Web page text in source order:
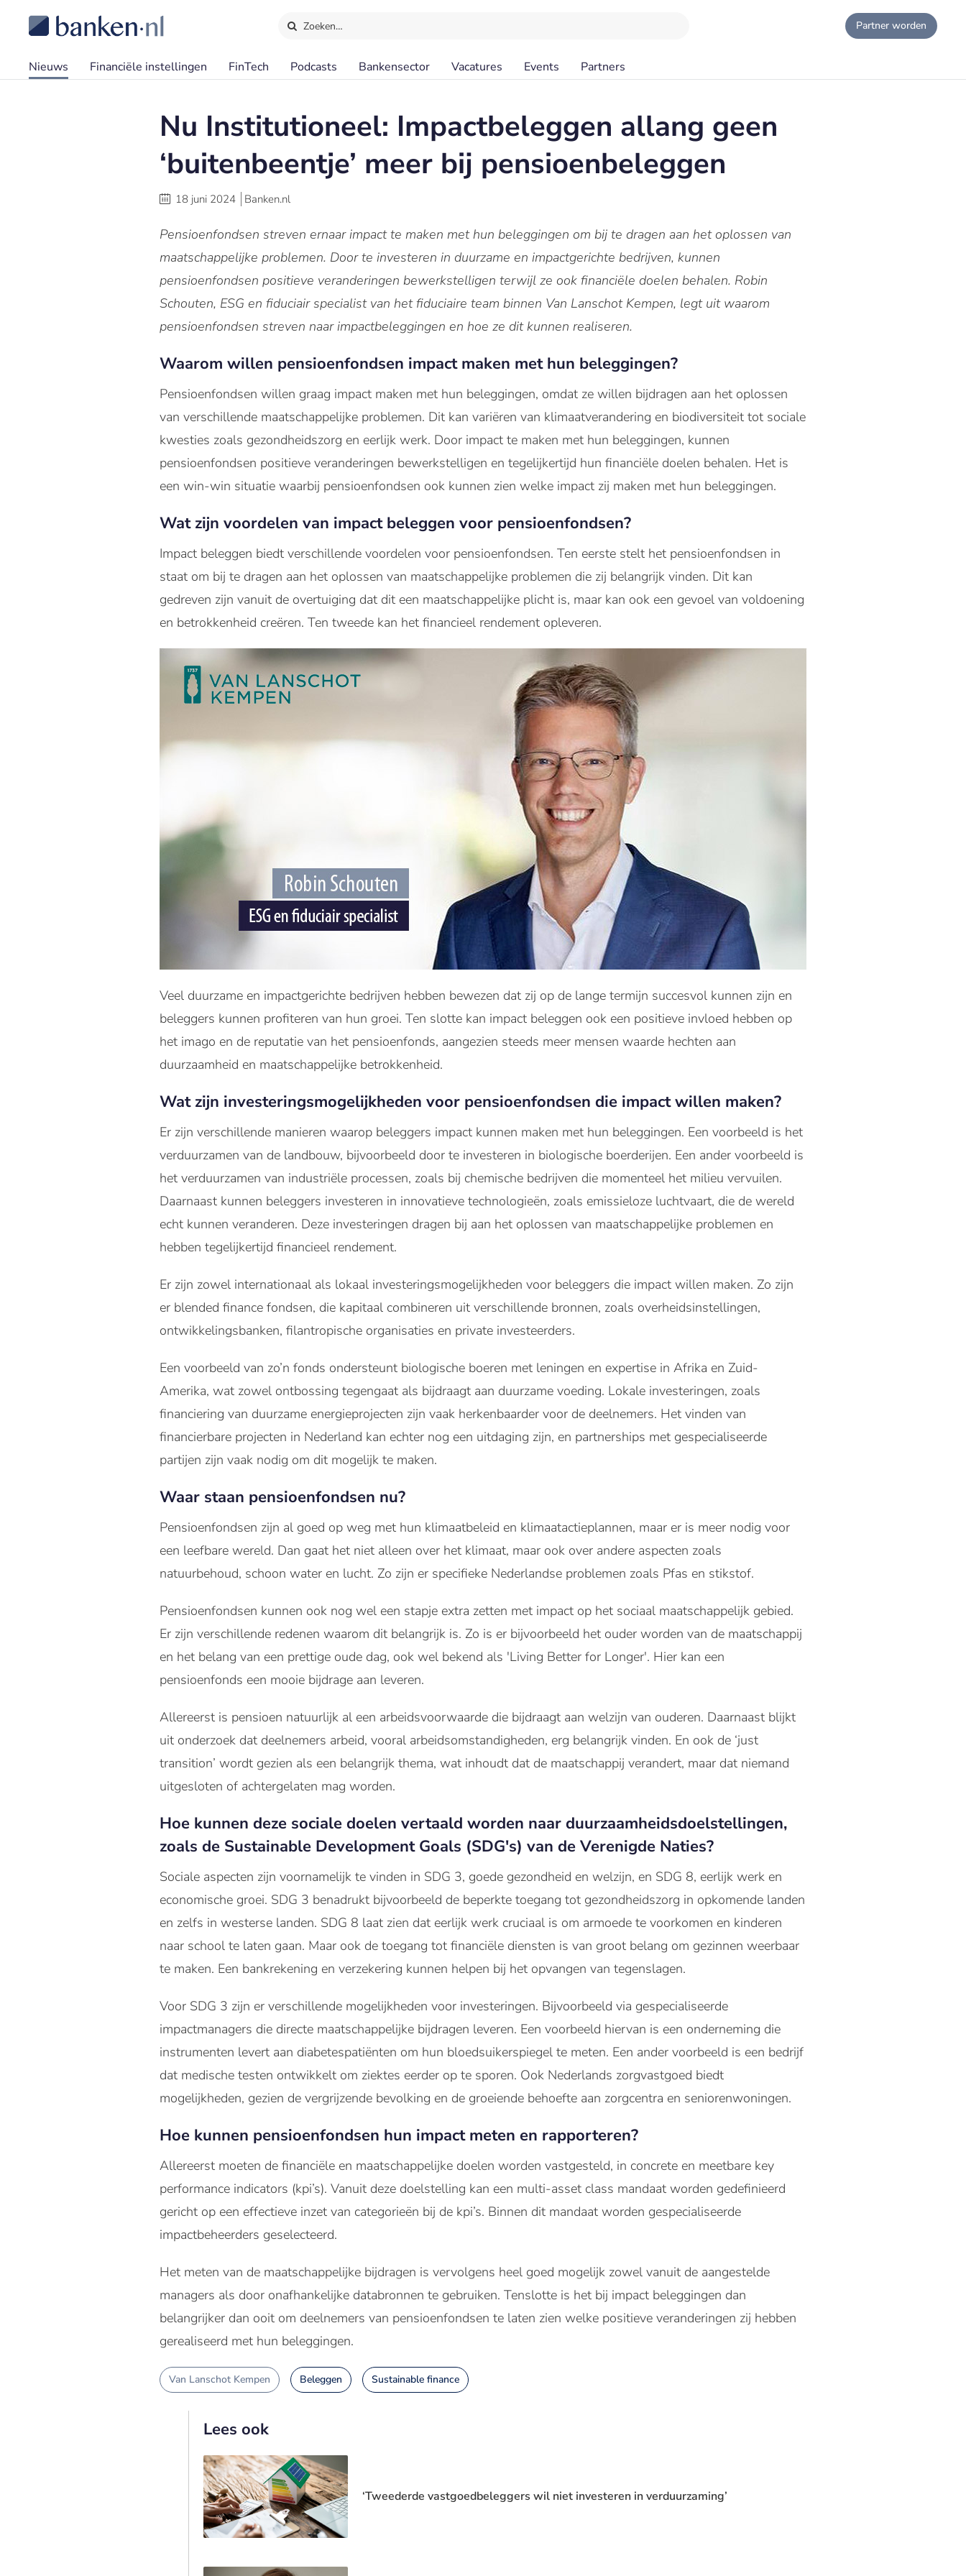
Zoeken… Partner worden
Nieuws Financiële instellingen FinTech Podcasts Bankensector Vacatures Events Partners
Nu Institutioneel: Impactbeleggen allang geen
‘buitenbeentje’ meer bij pensioenbeleggen
18 juni 2024 Banken.nl
Pensioenfondsen streven ernaar impact te maken met hun beleggingen om bij te dragen aan het oplossen van
maatschappelijke problemen. Door te investeren in duurzame en impactgerichte bedrijven, kunnen
pensioenfondsen positieve veranderingen bewerkstelligen terwijl ze ook financiële doelen behalen. Robin
Schouten, ESG en fiduciair specialist van het fiduciaire team binnen Van Lanschot Kempen, legt uit waarom
pensioenfondsen streven naar impactbeleggingen en hoe ze dit kunnen realiseren.
Waarom willen pensioenfondsen impact maken met hun beleggingen?
Pensioenfondsen willen graag impact maken met hun beleggingen, omdat ze willen bijdragen aan het oplossen
van verschillende maatschappelijke problemen. Dit kan variëren van klimaatverandering en biodiversiteit tot sociale
kwesties zoals gezondheidszorg en eerlijk werk. Door impact te maken met hun beleggingen, kunnen
pensioenfondsen positieve veranderingen bewerkstelligen en tegelijkertijd hun financiële doelen behalen. Het is
een win-win situatie waarbij pensioenfondsen ook kunnen zien welke impact zij maken met hun beleggingen.
Wat zijn voordelen van impact beleggen voor pensioenfondsen?
Impact beleggen biedt verschillende voordelen voor pensioenfondsen. Ten eerste stelt het pensioenfondsen in
staat om bij te dragen aan het oplossen van maatschappelijke problemen die zij belangrijk vinden. Dit kan
gedreven zijn vanuit de overtuiging dat dit een maatschappelijke plicht is, maar kan ook een gevoel van voldoening
en betrokkenheid creëren. Ten tweede kan het financieel rendement opleveren.
Veel duurzame en impactgerichte bedrijven hebben bewezen dat zij op de lange termijn succesvol kunnen zijn en
beleggers kunnen profiteren van hun groei. Ten slotte kan impact beleggen ook een positieve invloed hebben op
het imago en de reputatie van het pensioenfonds, aangezien steeds meer mensen waarde hechten aan
duurzaamheid en maatschappelijke betrokkenheid.
Wat zijn investeringsmogelijkheden voor pensioenfondsen die impact willen maken?
Er zijn verschillende manieren waarop beleggers impact kunnen maken met hun beleggingen. Een voorbeeld is het
verduurzamen van de landbouw, bijvoorbeeld door te investeren in biologische boerderijen. Een ander voorbeeld is
het verduurzamen van industriële processen, zoals bij chemische bedrijven die momenteel het milieu vervuilen.
Daarnaast kunnen beleggers investeren in innovatieve technologieën, zoals emissieloze luchtvaart, die de wereld
echt kunnen veranderen. Deze investeringen dragen bij aan het oplossen van maatschappelijke problemen en
hebben tegelijkertijd financieel rendement.
Er zijn zowel internationaal als lokaal investeringsmogelijkheden voor beleggers die impact willen maken. Zo zijn
er blended finance fondsen, die kapitaal combineren uit verschillende bronnen, zoals overheidsinstellingen,
ontwikkelingsbanken, filantropische organisaties en private investeerders.
Een voorbeeld van zo’n fonds ondersteunt biologische boeren met leningen en expertise in Afrika en Zuid-
Amerika, wat zowel ontbossing tegengaat als bijdraagt aan duurzame voeding. Lokale investeringen, zoals
financiering van duurzame energieprojecten zijn vaak herkenbaarder voor de deelnemers. Het vinden van
financierbare projecten in Nederland kan echter nog een uitdaging zijn, en partnerships met gespecialiseerde
partijen zijn vaak nodig om dit mogelijk te maken.
Waar staan pensioenfondsen nu?
Pensioenfondsen zijn al goed op weg met hun klimaatbeleid en klimaatactieplannen, maar er is meer nodig voor
een leefbare wereld. Dan gaat het niet alleen over het klimaat, maar ook over andere aspecten zoals
natuurbehoud, schoon water en lucht. Zo zijn er specifieke Nederlandse problemen zoals Pfas en stikstof.
Pensioenfondsen kunnen ook nog wel een stapje extra zetten met impact op het sociaal maatschappelijk gebied.
Er zijn verschillende redenen waarom dit belangrijk is. Zo is er bijvoorbeeld het ouder worden van de maatschappij
en het belang van een prettige oude dag, ook wel bekend als 'Living Better for Longer'. Hier kan een
pensioenfonds een mooie bijdrage aan leveren.
Allereerst is pensioen natuurlijk al een arbeidsvoorwaarde die bijdraagt aan welzijn van ouderen. Daarnaast blijkt
uit onderzoek dat deelnemers arbeid, vooral arbeidsomstandigheden, erg belangrijk vinden. En ook de ‘just
transition’ wordt gezien als een belangrijk thema, wat inhoudt dat de maatschappij verandert, maar dat niemand
uitgesloten of achtergelaten mag worden.
Hoe kunnen deze sociale doelen vertaald worden naar duurzaamheidsdoelstellingen,
zoals de Sustainable Development Goals (SDG's) van de Verenigde Naties?
Sociale aspecten zijn voornamelijk te vinden in SDG 3, goede gezondheid en welzijn, en SDG 8, eerlijk werk en
economische groei. SDG 3 benadrukt bijvoorbeeld de beperkte toegang tot gezondheidszorg in opkomende landen
en zelfs in westerse landen. SDG 8 laat zien dat eerlijk werk cruciaal is om armoede te voorkomen en kinderen
naar school te laten gaan. Maar ook de toegang tot financiële diensten is van groot belang om gezinnen weerbaar
te maken. Een bankrekening en verzekering kunnen helpen bij het opvangen van tegenslagen.
Voor SDG 3 zijn er verschillende mogelijkheden voor investeringen. Bijvoorbeeld via gespecialiseerde
impactmanagers die directe maatschappelijke bijdragen leveren. Een voorbeeld hiervan is een onderneming die
instrumenten levert aan diabetespatiënten om hun bloedsuikerspiegel te meten. Een ander voorbeeld is een bedrijf
dat medische testen ontwikkelt om ziektes eerder op te sporen. Ook Nederlands zorgvastgoed biedt
mogelijkheden, gezien de vergrijzende bevolking en de groeiende behoefte aan zorgcentra en seniorenwoningen.
Hoe kunnen pensioenfondsen hun impact meten en rapporteren?
Allereerst moeten de financiële en maatschappelijke doelen worden vastgesteld, in concrete en meetbare key
performance indicators (kpi’s). Vanuit deze doelstelling kan een multi-asset class mandaat worden gedefinieerd
gericht op een effectieve inzet van categorieën bij de kpi’s. Binnen dit mandaat worden gespecialiseerde
impactbeheerders geselecteerd.
Het meten van de maatschappelijke bijdragen is vervolgens heel goed mogelijk zowel vanuit de aangestelde
managers als door onafhankelijke databronnen te gebruiken. Tenslotte is het bij impact beleggingen dan
belangrijker dan ooit om deelnemers van pensioenfondsen te laten zien welke positieve veranderingen zij hebben
gerealiseerd met hun beleggingen.
Van Lanschot Kempen Beleggen Sustainable finance
Lees ook
‘Tweederde vastgoedbeleggers wil niet investeren in verduurzaming’